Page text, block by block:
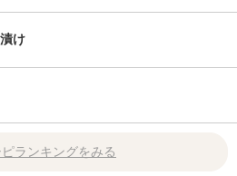
け
ランキングをみる